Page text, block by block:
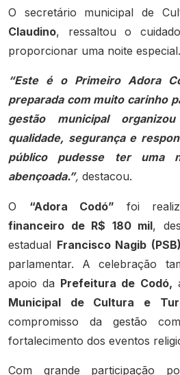
O secretário municipal de
Claudino, ressaltou o
proporcionar uma noite especial.
“Este é o Primeiro Adora
preparada com muito carinho
gestão municipal
qualidade, segurança e
público pudesse ter uma
abençoada.”, destacou.
O “Adora Codó” foi
financeiro de R$ 180 mil,
estadual Francisco Nagib (PSB)
parlamentar. A celebração
apoio da Prefeitura de Codó,
Municipal de Cultura e
compromisso da gestão
fortalecimento dos eventos
Com grande participação